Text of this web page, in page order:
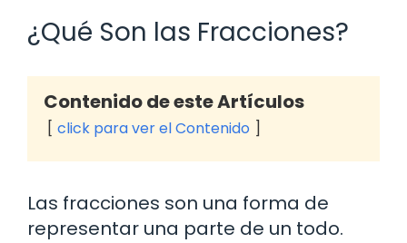
¿Qué Son las Fracciones?
Contenido de este Artículos
click para ver el Contenido
Las fracciones son una forma de
representar una parte de un todo.